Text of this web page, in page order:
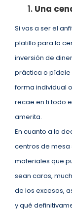
Una
Si vas a ser el
platillo para la
inversión de
práctica o pídele
forma individual
recae en ti todo
amerita.
En cuanto a la
centros de mesa
materiales que
sean caros,
de los excesos,
y qué